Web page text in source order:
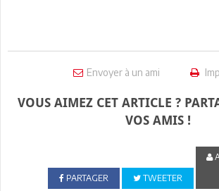
Envoyer à un ami
VOUS AIMEZ CET ARTICLE ?
VOS AMIS !
PARTAGER TWEETER